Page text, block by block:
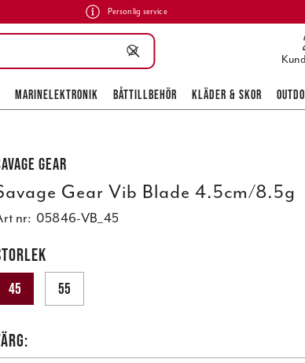
Personlig service
MARINELEKTRONIK BÅTTILLBEHÖR KLÄDER & SKOR
Gear
Gear Vib Blade 4.5cm/8.5g
nr: 05846-VB_45
45 55